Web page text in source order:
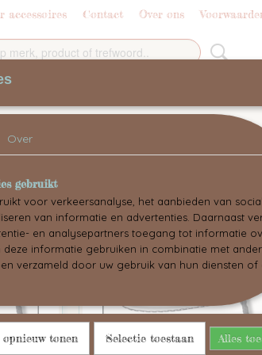
accessoires Contact Over ons
SHUKOSNUFF BY MADEBYSHUKO
Over
gebruikt
voor verkeersanalyse, het aanbieden van
van informatie en advertenties. Daarnaast
en analysepartners toegang tot informatie
deze informatie gebruiken in combinatie met
verzameld door uw gebruik van hun diensten of
tonen Selectie toestaan Alles